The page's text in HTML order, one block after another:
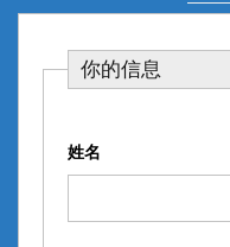
你的信息
姓名